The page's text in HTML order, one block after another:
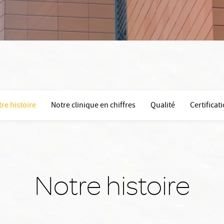
histoire Notre clinique en chiffres Qualité
Notre histoire